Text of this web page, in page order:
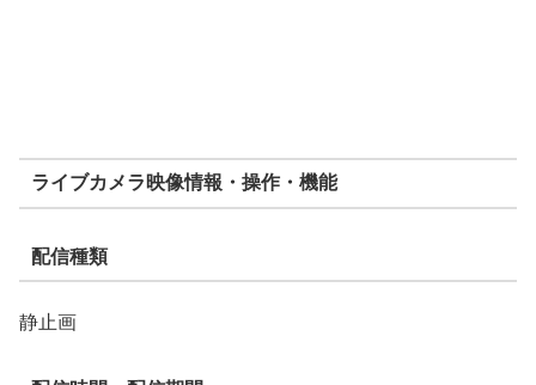
ライブカメラ映像情報・操作・機能
配信種類
静止画